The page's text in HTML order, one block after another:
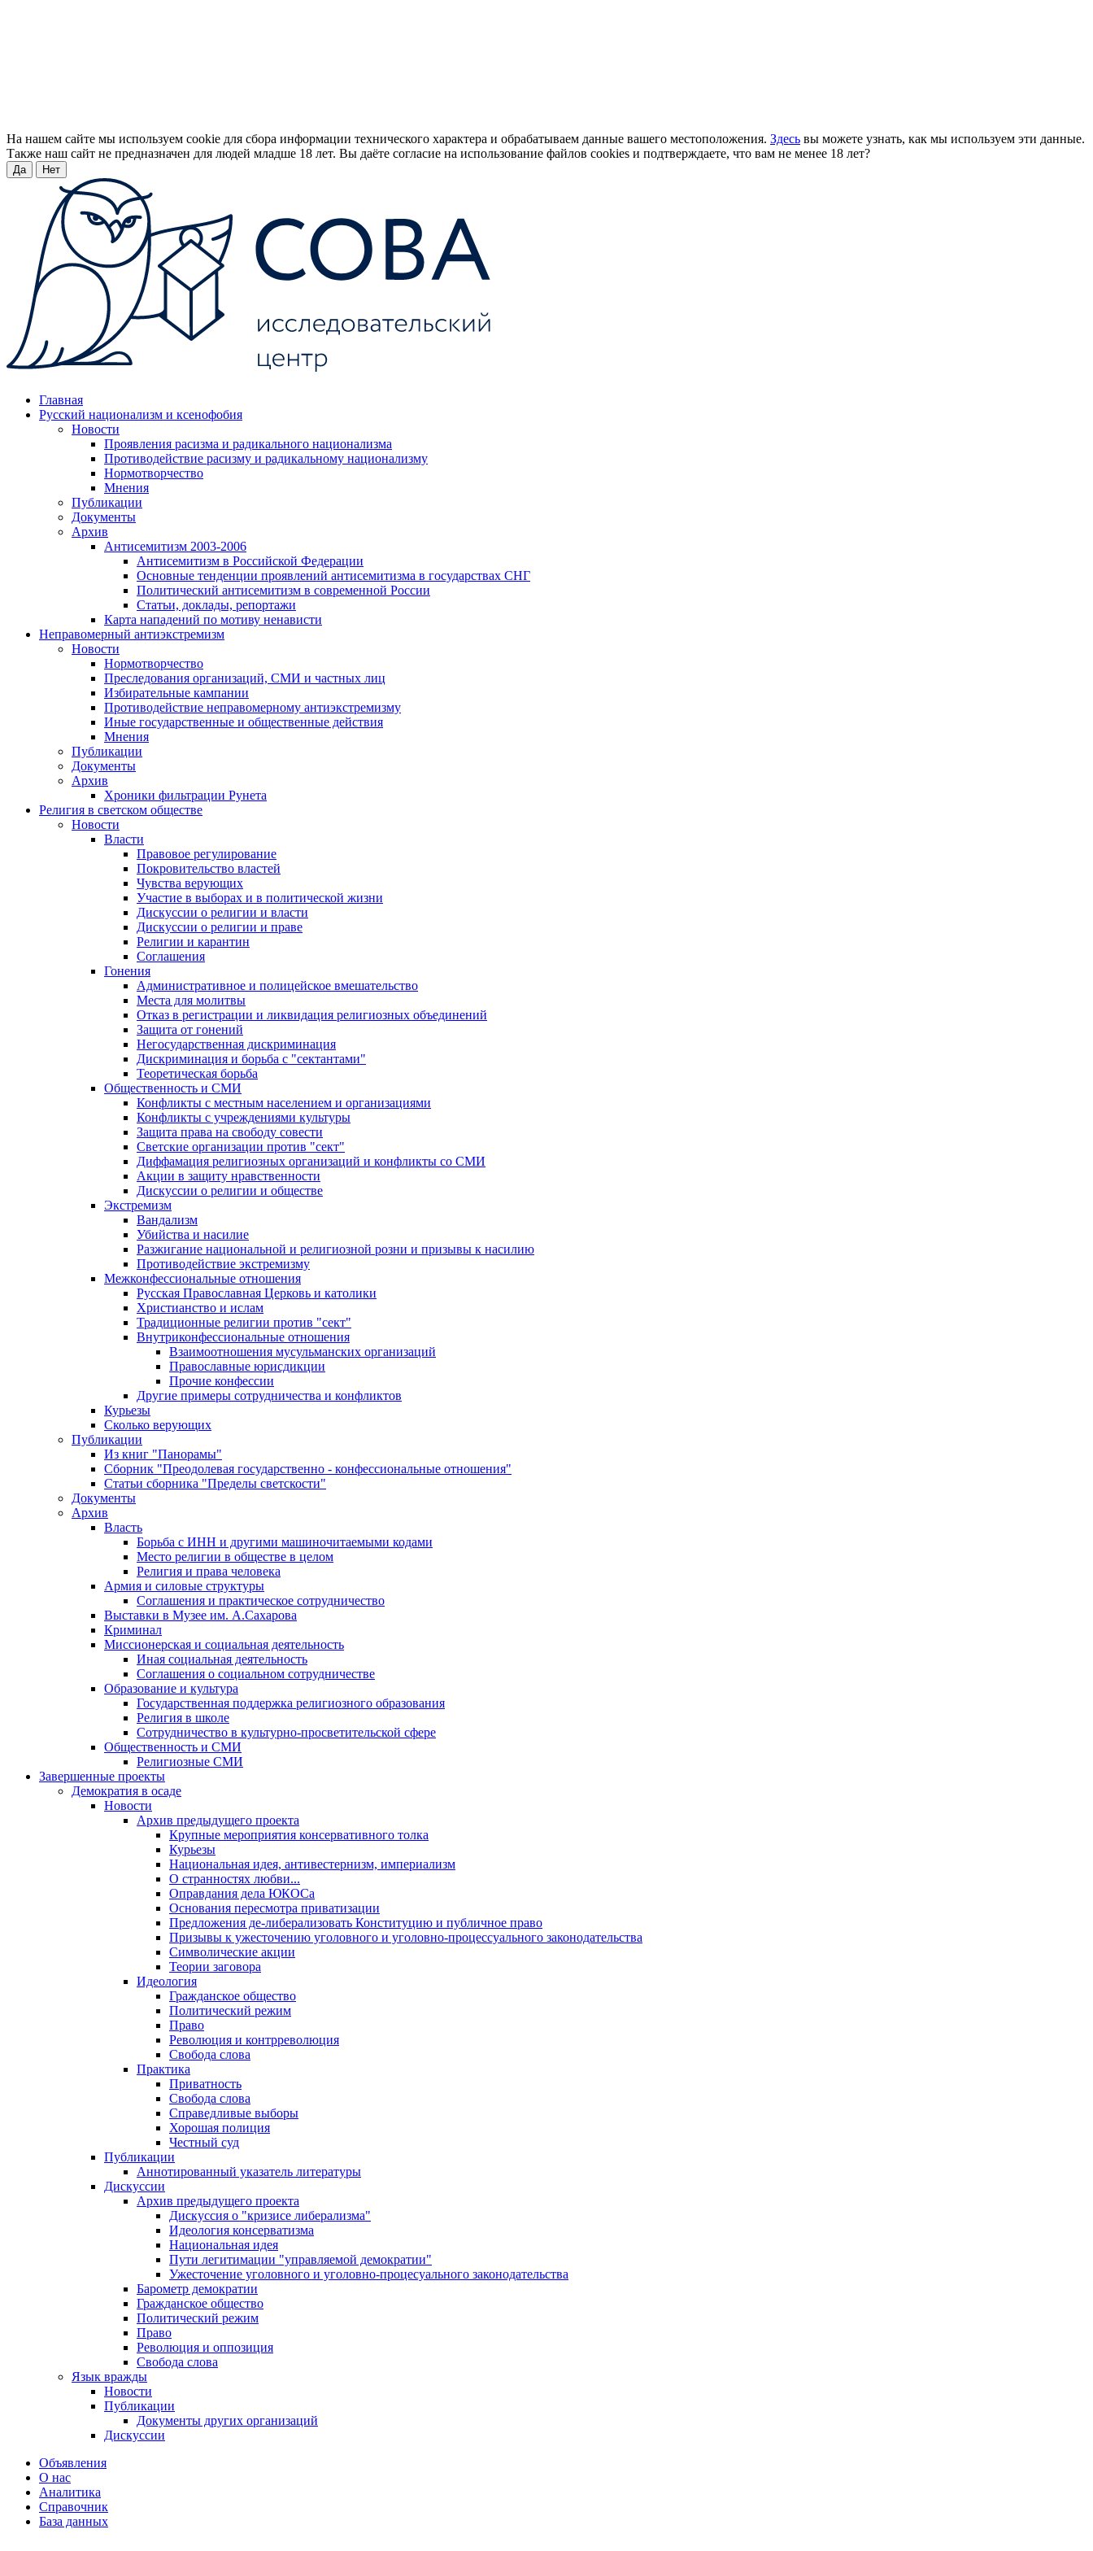
На нашем сайте мы используем cookie для сбора информации технического характера и обрабатываем данные вашего местоположения. Здесь вы можете узнать, как мы используем эти данные.
Также наш сайт не предназначен для людей младше 18 лет. Вы даёте согласие на использование файлов cookies и подтверждаете, что вам не менее 18 лет?
Да Нет
Главная
Русский национализм и ксенофобия
Новости
Проявления расизма и радикального национализма
Противодействие расизму и радикальному национализму
Нормотворчество
Мнения
Публикации
Документы
Архив
Антисемитизм 2003-2006
Антисемитизм в Российской Федерации
Основные тенденции проявлений антисемитизма в государствах СНГ
Политический антисемитизм в современной России
Статьи, доклады, репортажи
Карта нападений по мотиву ненависти
Неправомерный антиэкстремизм
Новости
Нормотворчество
Преследования организаций, СМИ и частных лиц
Избирательные кампании
Противодействие неправомерному антиэкстремизму
Иные государственные и общественные действия
Мнения
Публикации
Документы
Архив
Хроники фильтрации Рунета
Религия в светском обществе
Новости
Власти
Правовое регулирование
Покровительство властей
Чувства верующих
Участие в выборах и в политической жизни
Дискуссии о религии и власти
Дискуссии о религии и праве
Религии и карантин
Соглашения
Гонения
Административное и полицейское вмешательство
Места для молитвы
Отказ в регистрации и ликвидация религиозных объединений
Защита от гонений
Негосударственная дискриминация
Дискриминация и борьба с "сектантами"
Теоретическая борьба
Общественность и СМИ
Конфликты с местным населением и организациями
Конфликты с учреждениями культуры
Защита права на свободу совести
Светские организации против "сект"
Диффамация религиозных организаций и конфликты со СМИ
Акции в защиту нравственности
Дискуссии о религии и обществе
Экстремизм
Вандализм
Убийства и насилие
Разжигание национальной и религиозной розни и призывы к насилию
Противодействие экстремизму
Межконфессиональные отношения
Русская Православная Церковь и католики
Христианство и ислам
Традиционные религии против "сект"
Внутриконфессиональные отношения
Взаимоотношения мусульманских организаций
Православные юрисдикции
Прочие конфессии
Другие примеры сотрудничества и конфликтов
Курьезы
Сколько верующих
Публикации
Из книг "Панорамы"
Сборник "Преодолевая государственно - конфессиональные отношения"
Статьи сборника "Пределы светскости"
Документы
Архив
Власть
Борьба с ИНН и другими машиночитаемыми кодами
Место религии в обществе в целом
Религия и права человека
Армия и силовые структуры
Соглашения и практическое сотрудничество
Выставки в Музее им. А.Сахарова
Криминал
Миссионерская и социальная деятельность
Иная социальная деятельность
Соглашения о социальном сотрудничестве
Образование и культура
Государственная поддержка религиозного образования
Религия в школе
Сотрудничество в культурно-просветительской сфере
Общественность и СМИ
Религиозные СМИ
Завершенные проекты
Демократия в осаде
Новости
Архив предыдущего проекта
Крупные мероприятия консервативного толка
Курьезы
Национальная идея, антивестернизм, империализм
О странностях любви...
Оправдания дела ЮКОСа
Основания пересмотра приватизации
Предложения де-либерализовать Конституцию и публичное право
Призывы к ужесточению уголовного и уголовно-процессуального законодательства
Символические акции
Теории заговора
Идеология
Гражданское общество
Политический режим
Право
Революция и контрреволюция
Свобода слова
Практика
Приватность
Свобода слова
Справедливые выборы
Хорошая полиция
Честный суд
Публикации
Аннотированный указатель литературы
Дискуссии
Архив предыдущего проекта
Дискуссия о "кризисе либерализма"
Идеология консерватизма
Национальная идея
Пути легитимации "управляемой демократии"
Ужесточение уголовного и уголовно-процесуального законодательства
Барометр демократии
Гражданское общество
Политический режим
Право
Революция и оппозиция
Свобода слова
Язык вражды
Новости
Публикации
Документы других организаций
Дискуссии
Объявления
О нас
Аналитика
Справочник
База данных